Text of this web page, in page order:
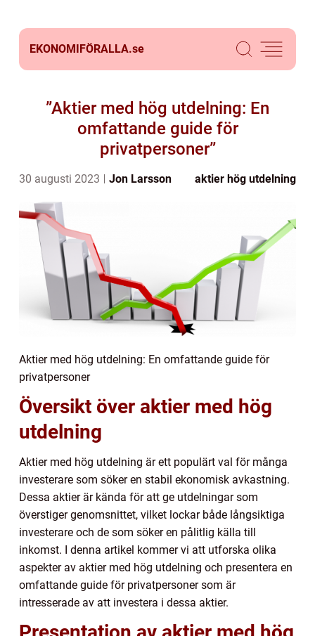
EKONOMIFÖRALLA.se
”Aktier med hög utdelning: En
omfattande guide för
privatpersoner”
30 augusti 2023 Jon Larsson aktier hög utdelning
Aktier med hög utdelning: En omfattande guide för
privatpersoner
Översikt över aktier med hög
utdelning
Aktier med hög utdelning är ett populärt val för många
investerare som söker en stabil ekonomisk avkastning.
Dessa aktier är kända för att ge utdelningar som
överstiger genomsnittet, vilket lockar både långsiktiga
investerare och de som söker en pålitlig källa till
inkomst. I denna artikel kommer vi att utforska olika
aspekter av aktier med hög utdelning och presentera en
omfattande guide för privatpersoner som är
intresserade av att investera i dessa aktier.